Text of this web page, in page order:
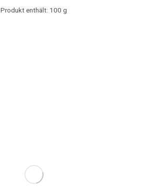
Produkt enthält: 100 g